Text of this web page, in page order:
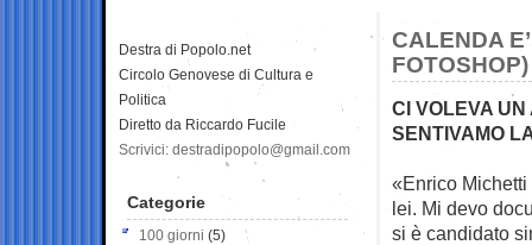
CALENDA
CI VOLEVA UN
SENTIVAMO
«Enrico
lei. Mi devo
si è candidato
Destra di Popolo.net
Circolo Genovese di Cultura e
Politica
Diretto da Riccardo Fucile
Scrivici: destradipopolo@gmail.com
Categorie
100 giorni (5)